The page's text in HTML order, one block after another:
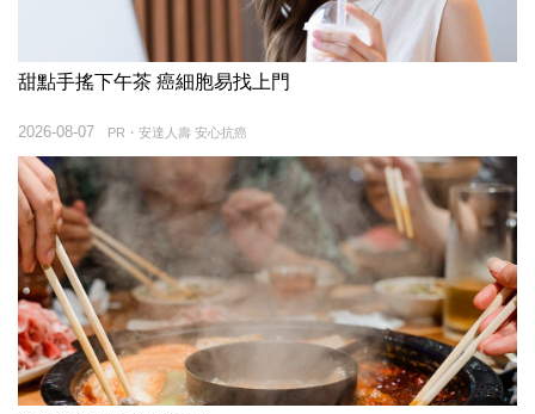
甜點手搖下午茶 癌細胞易找上門
PR・安達人壽 安心抗癌
2026-08-07